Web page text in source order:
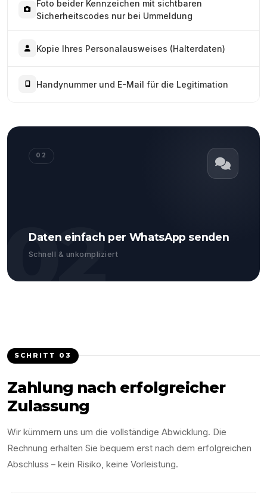
Foto beider Kennzeichen mit sichtbaren
Sicherheitscodes nur bei Ummeldung
Kopie Ihres Personalausweises (Halterdaten)
Handynummer und E-Mail für die Legitimation
02
02
Daten einfach per WhatsApp senden
Schnell & unkompliziert
SCHRITT 03
Zahlung nach erfolgreicher
Zulassung
Wir kümmern uns um die vollständige Abwicklung. Die
Rechnung erhalten Sie bequem erst nach dem erfolgreichen
Abschluss – kein Risiko, keine Vorleistung.